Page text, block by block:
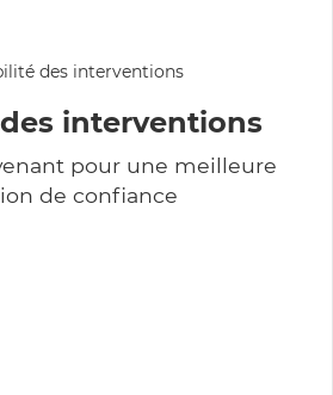
interventions
pour une meilleure
de confiance